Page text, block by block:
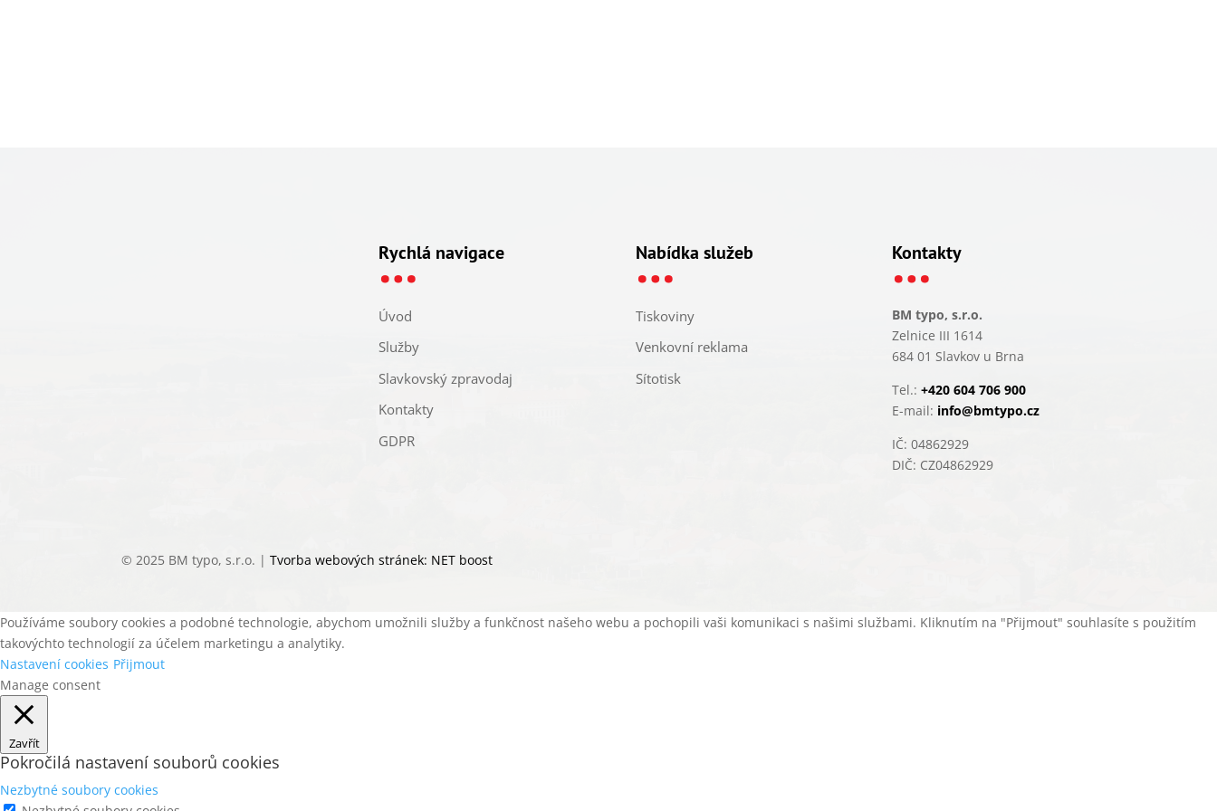
Rychlá navigace
…
Úvod
Služby
Slavkovský zpravodaj
Kontakty
GDPR
Nabídka služeb
…
Tiskoviny
Venkovní reklama
Sítotisk
Kontakty
…
BM typo, s.r.o.
Zelnice III 1614
684 01 Slavkov u Brna
Tel.:+420 604 706 900
E-mail: info@bmtypo.cz
IČ: 04862929
DIČ: CZ04862929
© 2025 BM typo, s.r.o. |Tvorba webových stránek: NET boost
Používáme soubory cookies a podobné technologie, abychom umožnili služby a funkčnost našeho webu a pochopili vaši komunikaci s našimi službami. Kliknutím na "Přijmout" souhlasíte s použitím
takovýchto technologií za účelem marketingu a analytiky.
Nastavení cookies Přijmout
Manage consent
Zavřít
Pokročilá nastavení souborů cookies
Nezbytné soubory cookies